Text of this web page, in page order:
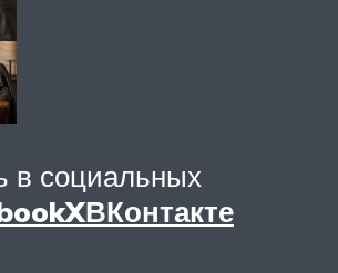
в социальных
XВКонтакте